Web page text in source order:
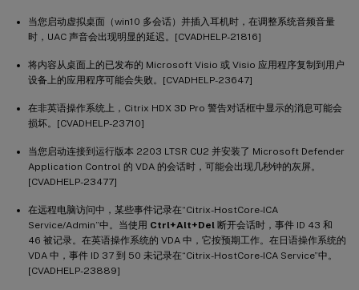
当您启动虚拟桌面（win10 多会话）并插入耳机时，在调整系统音频音量
时，UAC 声音会出现明显的延迟。[CVADHELP-21816]
将内容从桌面上的已发布的 Microsoft Visio 或 Visio 应用程序复制到用户
设备上的应用程序可能会失败。[CVADHELP-23647]
在非英语操作系统上，Citrix HDX 3D Pro 警告对话框中显示的消息可能会
损坏。[CVADHELP-23710]
当您启动连接到运行版本 2203 LTSR CU2 并安装了 Microsoft Defender
Application Control 的 VDA 的会话时，可能会出现几秒钟的灰屏。
[CVADHELP-23477]
在远程电脑访问中，某些事件记录在“Citrix-HostCore-ICA
Service/Admin”中。当使用 Ctrl+Alt+Del 断开会话时，事件 ID 43 和
46 被记录。在英语操作系统的 VDA 中，它按预期工作。在日语操作系统的
VDA 中，事件 ID 37 到 50 未记录在“Citrix-HostCore-ICA Service”中。
[CVADHELP-23889]